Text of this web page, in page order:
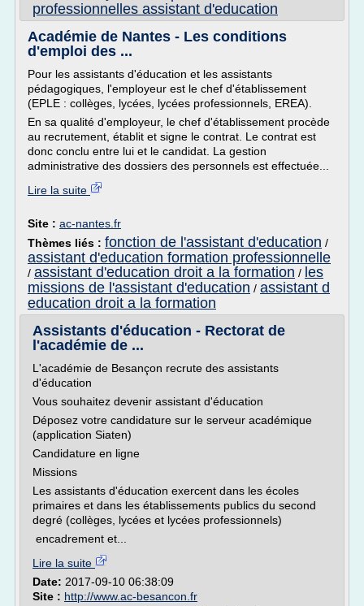
professionnelles assistant d'education
Académie de Nantes - Les conditions
d'emploi des ...
Pour les assistants d'éducation et les assistants
pédagogiques, l'employeur est le chef d'établissement
(EPLE : collèges, lycées, lycées professionnels, EREA).
En sa qualité d'employeur, le chef d'établissement procède
au recrutement, établit et signe le contrat. Le contrat est
donc conclu entre lui et le candidat. La gestion
administrative des dossiers des personnels est effectuée...
Lire la suite
Site : ac-nantes.fr
Thèmes liés : fonction de l'assistant d'education /
assistant d'education formation professionnelle
/ assistant d'education droit a la formation / les
missions de l'assistant d'education / assistant d
education droit a la formation
Assistants d'éducation - Rectorat de
l'académie de ...
L'académie de Besançon recrute des assistants
d'éducation
Vous souhaitez devenir assistant d'éducation
Déposez votre candidature sur le serveur académique
(application Siaten)
Candidature en ligne
Missions
Les assistants d'éducation exercent dans les écoles
primaires et dans les établissements publics du second
degré (collèges, lycées et lycées professionnels)
encadrement et...
Lire la suite
Date: 2017-09-10 06:38:09
Site : http://www.ac-besancon.fr